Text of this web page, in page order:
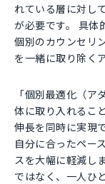
れている層に対し
が必要です。 具体
個別のカウンセリ
を一緒に取り除く
「個別最適化（
体に取り入れるこ
伸長を同時に実現
自分に合ったペー
スを大幅に軽減し
ではなく、一人ひ